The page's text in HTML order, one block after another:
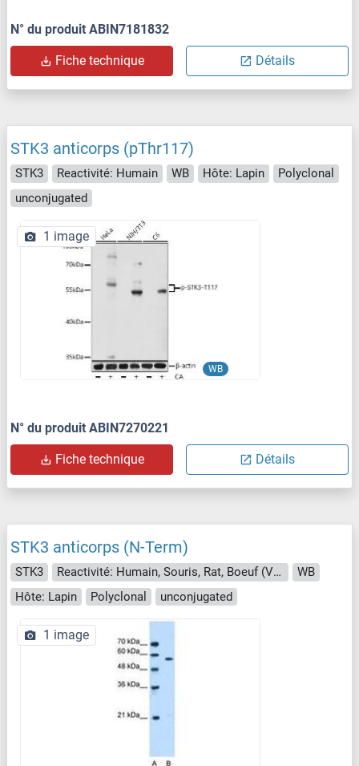
N° du produit ABIN7181832
Fiche technique Détails
STK3 anticorps (pThr117)
STK3 Reactivité: Humain WB Hôte: Lapin
Polyclonal
unconjugated
WB
1 image
N° du produit ABIN7270221
Fiche technique Détails
STK3 anticorps (N-Term)
STK3 Reactivité: Humain, Souris, Rat, Boeuf (Vache), Poisson zèbre (Danio rerio), Lapin, Porc, Xenopus laevis, Roussette (Chauve-souris), Poulet
WB
Hôte: Lapin
Polyclonal unconjugated
1 image